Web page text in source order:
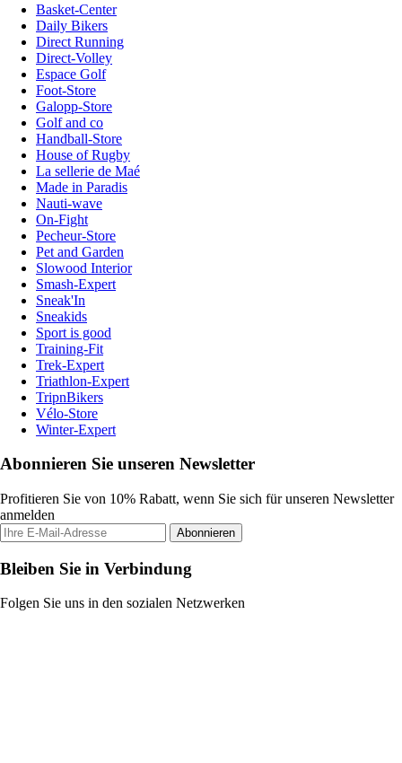
Basket-Center
Daily Bikers
Direct Running
Direct-Volley
Espace Golf
Foot-Store
Galopp-Store
Golf and co
Handball-Store
House of Rugby
La sellerie de Maé
Made in Paradis
Nauti-wave
On-Fight
Pecheur-Store
Pet and Garden
Slowood Interior
Smash-Expert
Sneak'In
Sneakids
Sport is good
Training-Fit
Trek-Expert
Triathlon-Expert
TripnBikers
Vélo-Store
Winter-Expert
Abonnieren Sie unseren Newsletter
Profitieren Sie von 10% Rabatt, wenn Sie sich für unseren Newsletter
anmelden
Abonnieren
Bleiben Sie in Verbindung
Folgen Sie uns in den sozialen Netzwerken